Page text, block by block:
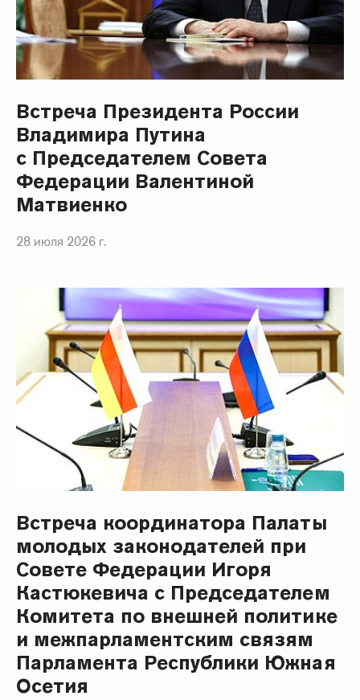
Встреча Президента России
Владимира Путина
с Председателем Совета
Федерации Валентиной
Матвиенко
28 июля 2026 г.
Встреча координатора Палаты
молодых законодателей при
Совете Федерации Игоря
Кастюкевича с Председателем
Комитета по внешней политике
и межпарламентским связям
Парламента Республики Южная
Осетия